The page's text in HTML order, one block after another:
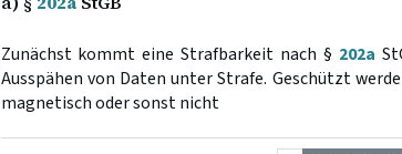
Zunächst kommt eine Strafbarkeit nach § 202a
Ausspähen von Daten unter Strafe. Geschützt
magnetisch oder sonst nicht